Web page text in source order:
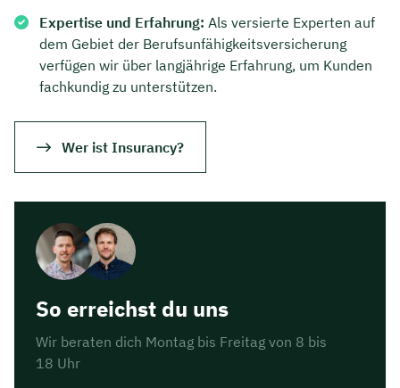
Expertise und Erfahrung: Als versierte Experten auf
dem Gebiet der Berufsunfähigkeitsversicherung
verfügen wir über langjährige Erfahrung, um Kunden
fachkundig zu unterstützen.
Wer ist Insurancy?
So erreichst du uns
Wir beraten dich Montag bis Freitag von 8 bis
18 Uhr